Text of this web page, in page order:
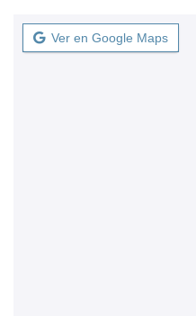
Ver en Google Maps